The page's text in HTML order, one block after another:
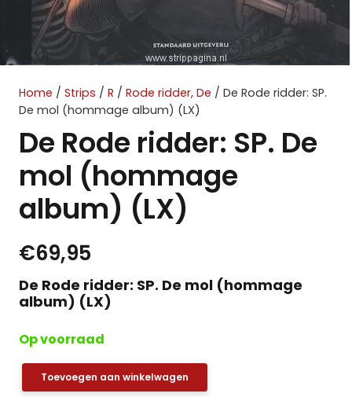
Home / Strips / R / Rode ridder, De / De Rode ridder: SP.
De mol (hommage album) (LX)
De Rode ridder: SP. De
mol (hommage
album) (LX)
€69,95
De Rode ridder: SP. De mol (hommage
album) (LX)
Op voorraad
De
Toevoegen aan winkelwagen